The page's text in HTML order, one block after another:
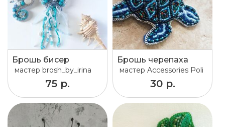
Брошь бисер
мастер brosh_by_irina
75 р.
Брошь черепаха
мастер Accessories Poli
30 р.